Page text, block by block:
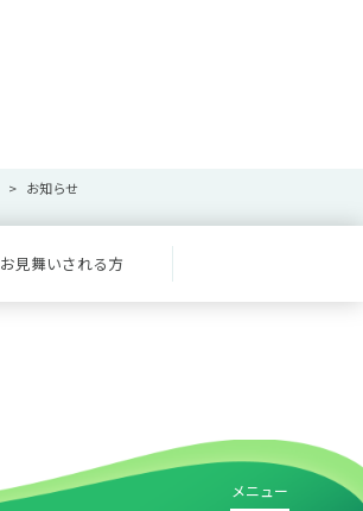
お知らせ
メニュー
お見舞いされる方